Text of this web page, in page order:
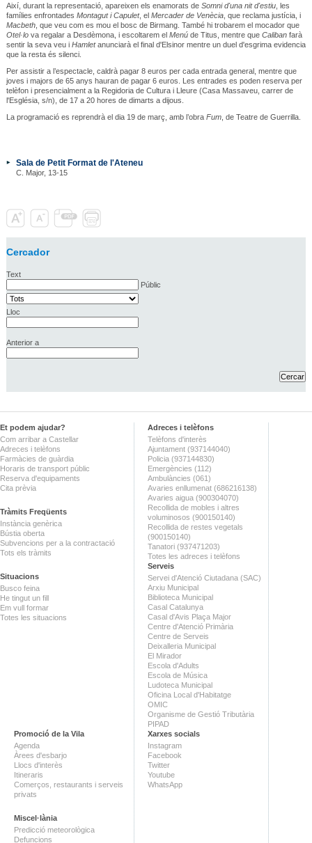
Així, durant la representació, apareixen els enamorats de Somni d'una nit d'estiu, les
famílies enfrontades Montagut i Capulet, el Mercader de Venècia, que reclama justícia, i
Macbeth, que veu com es mou el bosc de Birmang. També hi trobarem el mocador que
Otel·lova regalar a Desdèmona, i escoltarem el Menúde Titus, mentre que Calibanfarà
sentir la seva veu i Hamletanunciarà el final d'Elsinor mentre un duel d'esgrima evidencia
que la resta és silenci.
Per assistir a l’espectacle, caldrà pagar 8 euros per cada entrada general, mentre que
joves i majors de 65 anys hauran de pagar 6 euros. Les entrades es poden reserva per
telèfon i presencialment a la Regidoria de Cultura i Lleure (Casa Massaveu, carrer de
l'Església, s/n), de 17 a 20 hores de dimarts a dijous.
La programació es reprendrà el dia 19 de març, amb l’obra Fum, de Teatre de Guerrilla.
Sala de Petit Format de l'Ateneu
C. Major, 13-15
Cercador
Text
Públic
Lloc
Anterior a
Et podem ajudar?
Com arribar a Castellar
Adreces i telèfons
Farmàcies de guàrdia
Horaris de transport públic
Reserva d'equipaments
Cita prèvia
Tràmits Freqüents
Instància genèrica
Bústia oberta
Subvencions per a la contractació
Tots els tràmits
Situacions
Busco feina
He tingut un fill
Em vull formar
Totes les situacions
Adreces i telèfons
Telèfons d'interès
Ajuntament (937144040)
Policia (937144830)
Emergències (112)
Ambulàncies (061)
Avaries enllumenat (686216138)
Avaries aigua (900304070)
Recollida de mobles i altres
voluminosos (900150140)
Recollida de restes vegetals
(900150140)
Tanatori (937471203)
Totes les adreces i telèfons
Serveis
Servei d'Atenció Ciutadana (SAC)
Arxiu Municipal
Biblioteca Municipal
Casal Catalunya
Casal d'Avis Plaça Major
Centre d'Atenció Primària
Centre de Serveis
Deixalleria Municipal
El Mirador
Escola d'Adults
Escola de Música
Ludoteca Municipal
Oficina Local d'Habitatge
OMIC
Organisme de Gestió Tributària
PIPAD
Promoció de la Vila
Agenda
Àrees d'esbarjo
Llocs d'interès
Itineraris
Comerços, restaurants i serveis
privats
Miscel·lània
Predicció meteorològica
Defuncions
Xarxes socials
Instagram
Facebook
Twitter
Youtube
WhatsApp